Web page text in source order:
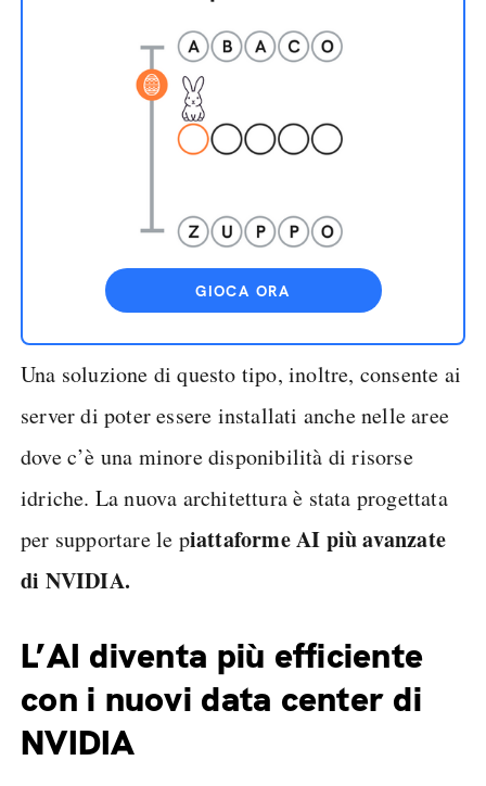
GIOCA ORA
Una soluzione di questo tipo, inoltre, consente ai
server di poter essere installati anche nelle aree
dove c’è una minore disponibilità di risorse
idriche. La nuova architettura è stata progettata
per supportare le piattaforme AI più avanzate
di NVIDIA.
L’AI diventa più efficiente
con i nuovi data center di
NVIDIA